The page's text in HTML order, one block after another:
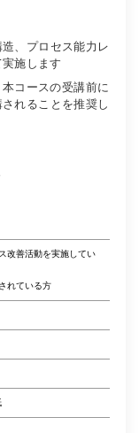
、プロセス能力レ
施します
コースの受講前に
れることを推奨し
改善活動を実施してい
れている方